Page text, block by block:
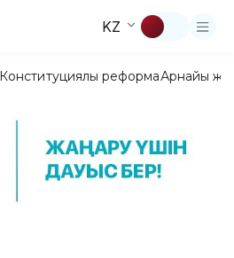
KZ
Конституциялық реформаАрнайы